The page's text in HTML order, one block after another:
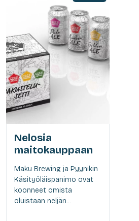
Nelosia
maitokauppaan
Maku Brewing ja Pyynikin
Käsityöläispanimo ovat
koonneet omista
oluistaan neljän...